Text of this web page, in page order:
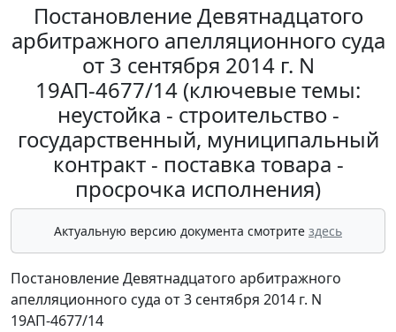
Постановление Девятнадцатого
арбитражного апелляционного суда
от 3 сентября 2014 г. N
19АП-4677/14 (ключевые темы:
неустойка - строительство -
государственный, муниципальный
контракт - поставка товара -
просрочка исполнения)
Актуальную версию документа смотрите здесь
Постановление Девятнадцатого арбитражного
апелляционного суда от 3 сентября 2014 г. N
19АП-4677/14